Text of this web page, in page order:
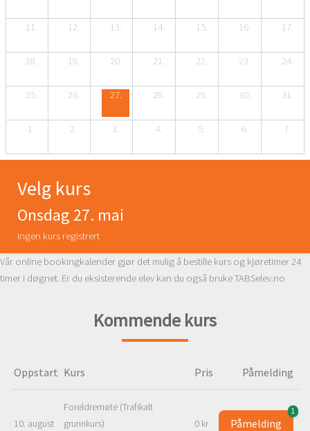
11. 12. 13. 14. 15. 16. 17.
18. 19. 20. 21. 22. 23. 24.
25. 26. 27. 28. 29. 30. 31.
1. 2. 3. 4. 5. 6. 7.
Velg kurs
Onsdag 27. mai
Ingen kurs registrert
Vår online bookingkalender gjør det mulig å bestille kurs og kjøretimer 24
timer i døgnet. Er du eksisterende elev kan du også bruke TABSelev.no
Kommende kurs
Oppstart Kurs Pris Påmelding
10. august
Foreldremøte (Trafikalt
grunnkurs)
0 kr Påmelding
1